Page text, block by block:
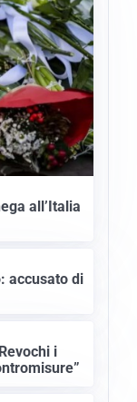
all’Italia
accusato di
i